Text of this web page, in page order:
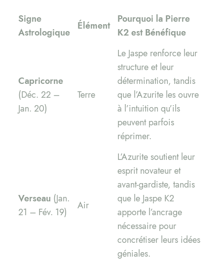
Signe
Astrologique
Élément
Pourquoi la Pierre
K2 est Bénéfique
Capricorne
(Déc. 22 –
Jan. 20)
Terre
Le Jaspe renforce leur
structure et leur
détermination, tandis
que l’Azurite les ouvre
à l’intuition qu’ils
peuvent parfois
réprimer.
Verseau (Jan.
21 – Fév. 19)
Air
L’Azurite soutient leur
esprit novateur et
avant-gardiste, tandis
que le Jaspe K2
apporte l’ancrage
nécessaire pour
concrétiser leurs idées
géniales.